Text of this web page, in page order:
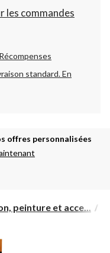
les commandes
standard.En
offres personnalisées
peinture et acce...